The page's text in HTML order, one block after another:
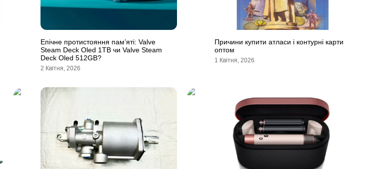
Епічне протистояння пам’яті: Valve
Steam Deck Oled 1TB чи Valve Steam
Deck Oled 512GB?
2 Квітня, 2026
Причини купити атласи і контурні карти
оптом
1 Квітня, 2026